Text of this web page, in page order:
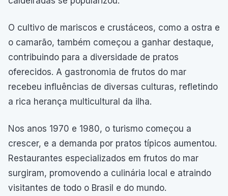
O cultivo de mariscos e crustáceos, como a ostra e
o camarão, também começou a ganhar destaque,
contribuindo para a diversidade de pratos
oferecidos. A gastronomia de frutos do mar
recebeu influências de diversas culturas, refletindo
a rica herança multicultural da ilha.
Nos anos 1970 e 1980, o turismo começou a
crescer, e a demanda por pratos típicos aumentou.
Restaurantes especializados em frutos do mar
surgiram, promovendo a culinária local e atraindo
visitantes de todo o Brasil e do mundo.